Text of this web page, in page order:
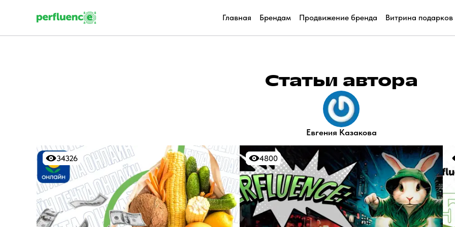
Главная Брендам Продвижение бренда Витрина подарков
Статьи автора
Евгения Казакова
34326
34326 4800
4800